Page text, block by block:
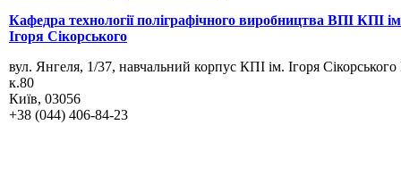
Кафедра технології поліграфічного виробництва ВПІ КПІ
Ігоря Сікорського
вул. Янгеля, 1/37, навчальний корпус КПІ ім. Ігоря
к.80
Київ, 03056
+38 (044) 406-84-23